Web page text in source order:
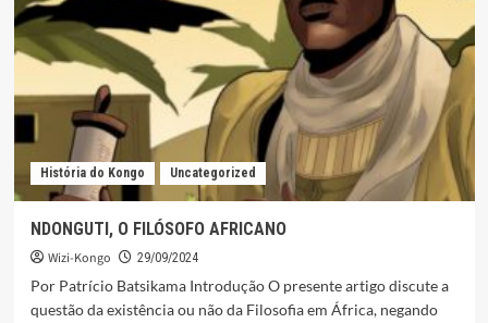
DO
KONGO
NO
SÉCULO
XVI
História do Kongo Uncategorized
NDONGUTI, O FILÓSOFO AFRICANO
Wizi-Kongo 29/09/2024
Por Patrício Batsikama Introdução O presente artigo discute a
questão da existência ou não da Filosofia em África, negando